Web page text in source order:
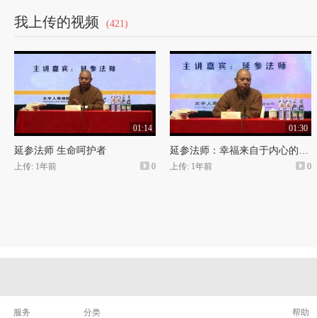
我上传的视频 (421)
01:14
延参法师 生命呵护者
上传: 1年前 0
01:30
延参法师：幸福来自于内心的知足与感恩
上传: 1年前 0
服务
分类
帮助